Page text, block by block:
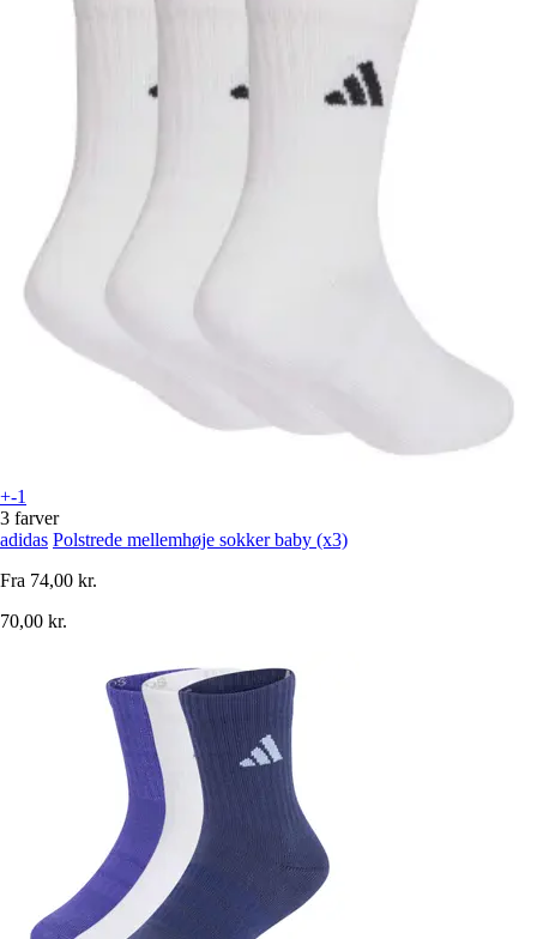
+-1
3 farver
adidas Polstrede mellemhøje sokker baby (x3)
Fra 74,00 kr.
70,00 kr.